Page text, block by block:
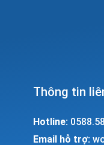
Thông tin
Hotline:
Email hỗ trợ: